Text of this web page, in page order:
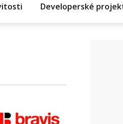
Developerské